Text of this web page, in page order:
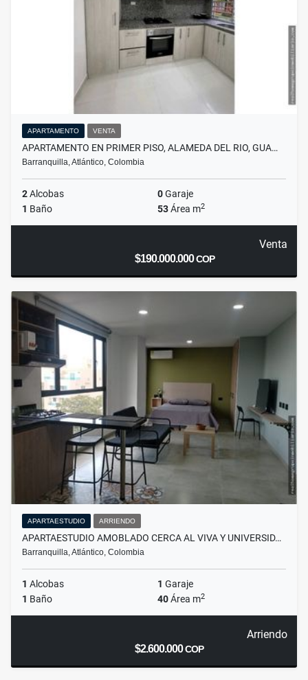
APARTAMENTO VENTA
APARTAMENTO EN PRIMER PISO, ALAMEDA DEL RIO, GUA…
Barranquilla, Atlántico, Colombia
2Alcobas 0Garaje
1 Baño 53Área m2
Venta
$190.000.000COP
APARTAESTUDIO ARRIENDO
APARTAESTUDIO AMOBLADO CERCA AL VIVA Y UNIVERSID…
Barranquilla, Atlántico, Colombia
1 Alcobas 1 Garaje
1 Baño 40Área m2
Arriendo
$2.600.000COP